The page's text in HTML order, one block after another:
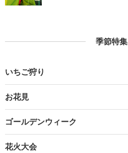
季節特集
いちご狩り
お花見
ゴールデンウィーク
花火大会